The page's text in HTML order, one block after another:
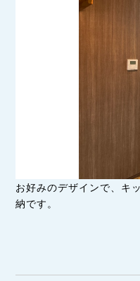
お好みのデザインで、キ
納です。